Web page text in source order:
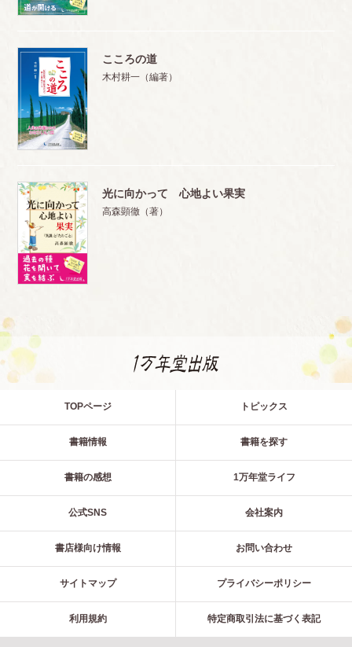
こころの道
木村耕一（編著）
光に向かって 心地よい果実
高森顕徹（著）
TOPページ トピックス
書籍情報 書籍を探す
書籍の感想 1万年堂ライフ
公式SNS 会社案内
書店様向け情報 お問い合わせ
サイトマップ プライバシーポリシー
利用規約 特定商取引法に基づく表記